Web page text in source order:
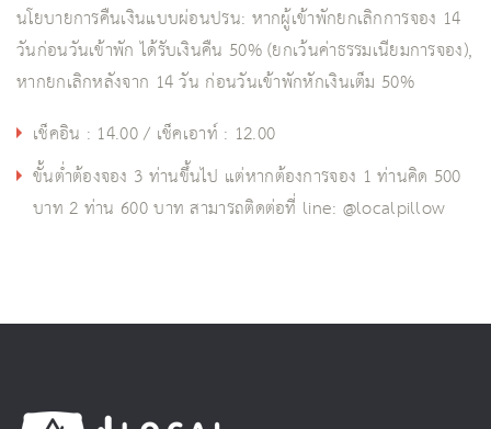
นโยบายการคืนเงินแบบผ่อนปรน: หากผู้เข้าพักยกเลิกการจอง 14
วันก่อนวันเข้าพัก ได้รับเงินคืน 50% (ยกเว้นค่าธรรมเนียมการจอง),
หากยกเลิกหลังจาก 14 วัน ก่อนวันเข้าพักหักเงินเต็ม 50%
เช็คอิน : 14.00 / เช็คเอาท์ : 12.00
ขั้นต่ำต้องจอง 3 ท่านขึ้นไป แต่หากต้องการจอง 1 ท่านคิด 500
บาท 2 ท่าน 600 บาท สามารถติดต่อที่ line: @localpillow